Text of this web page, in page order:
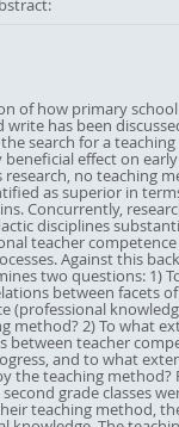
of how primary
write has been
search for a
beneficial effect on
research, no teaching
as superior in
Concurrently,
disciplines
teacher
Against this
two questions: 1)
between facets
(professional
method? 2) To what
between teacher
and to what
the teaching method?
grade classes
teaching method,